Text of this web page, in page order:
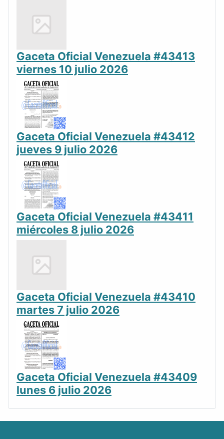
Gaceta Oficial Venezuela #43413
viernes 10 julio 2026
Gaceta Oficial Venezuela #43412
jueves 9 julio 2026
Gaceta Oficial Venezuela #43411
miércoles 8 julio 2026
Gaceta Oficial Venezuela #43410
martes 7 julio 2026
Gaceta Oficial Venezuela #43409
lunes 6 julio 2026